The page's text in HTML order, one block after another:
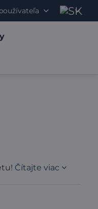
Čítajte viac